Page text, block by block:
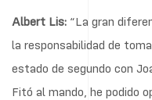
Albert Lis: “La gran
la responsabilidad de
estado de segundo con
Fitó al mando, he podido